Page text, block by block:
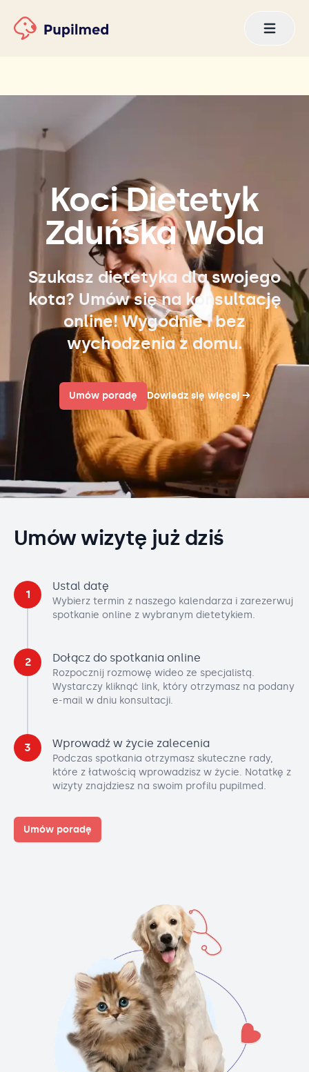
Koci Dietetyk
Zduńska Wola
Szukasz dietetyka dla swojego
kota? Umów się na konsultację
online! Wygodnie i bez
wychodzenia z domu.
Umów poradę Dowiedz się więcej →
Umów wizytę już dziś
1
Ustal datę
Wybierz termin z naszego kalendarza i zarezerwuj
spotkanie online z wybranym dietetykiem.
2 Dołącz do spotkania online
Rozpocznij rozmowę wideo ze specjalistą.
Wystarczy kliknąć link, który otrzymasz na podany
e-mail w dniu konsultacji.
3 Wprowadź w życie zalecenia
Podczas spotkania otrzymasz skuteczne rady,
które z łatwością wprowadzisz w życie. Notatkę z
wizyty znajdziesz na swoim profilu pupilmed.
Umów poradę